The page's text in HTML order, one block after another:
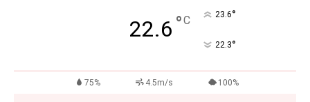
22.6 °C 23.6°
22.3°
75% 4.5m/s 100%